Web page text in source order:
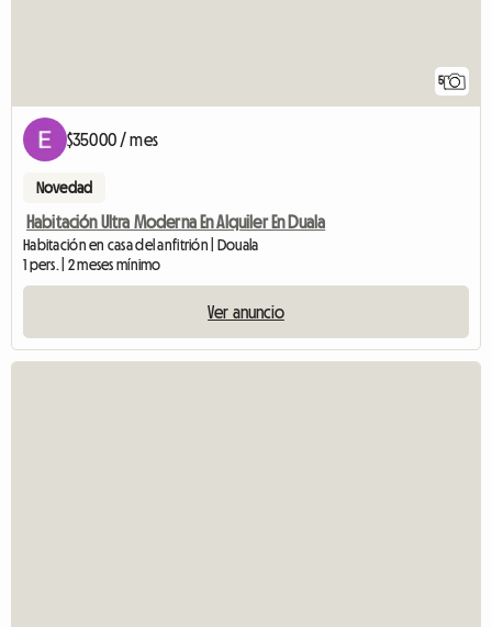
5
$35000 / mes
Novedad
Habitación Ultra Moderna En Alquiler En Duala
Habitación en casa del anfitrión | Douala
1 pers. | 2 meses mínimo
Ver anuncio